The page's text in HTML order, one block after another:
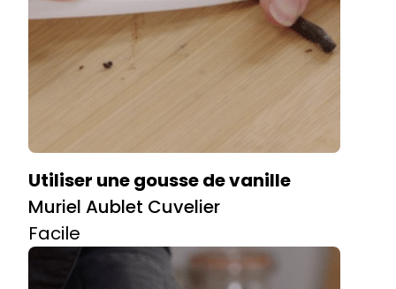
Utiliser une gousse de vanille
Muriel Aublet Cuvelier
Facile